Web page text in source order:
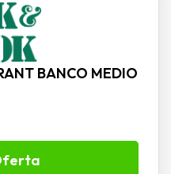
BANCO MEDIO